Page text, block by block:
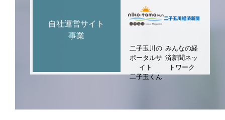
自社運営サイト
事業
二子玉川の
ポータルサ
イト
二子玉くん
みんなの経
済新聞ネッ
トワーク